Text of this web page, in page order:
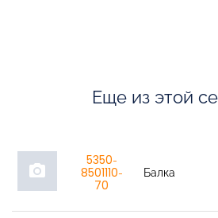
Еще из этой
photo_camera
5350-
8501110-
70
Балка